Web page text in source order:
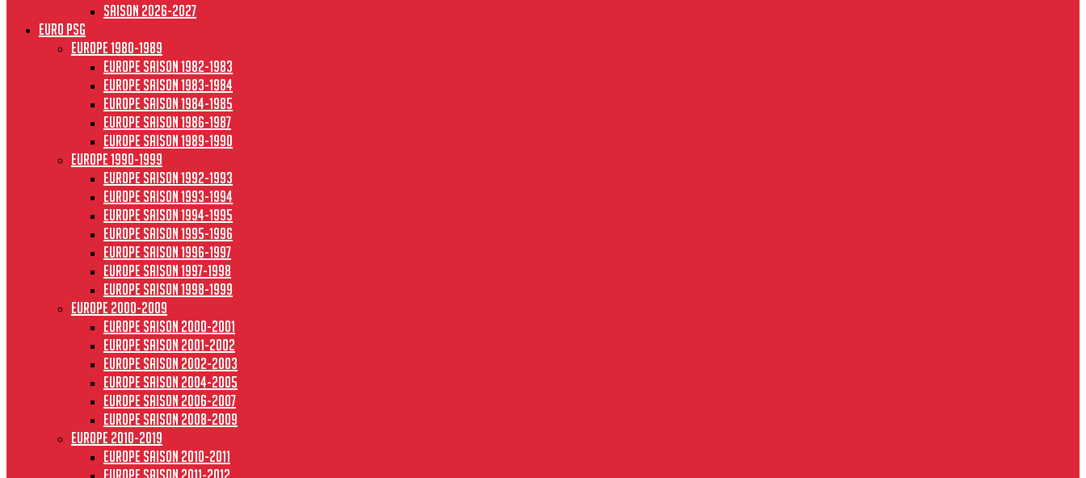
Saison 2026-2027
Euro PSG
Europe 1980-1989
Europe saison 1982-1983
Europe Saison 1983-1984
Europe saison 1984-1985
Europe saison 1986-1987
Europe saison 1989-1990
Europe 1990-1999
Europe saison 1992-1993
Europe saison 1993-1994
Europe saison 1994-1995
Europe saison 1995-1996
Europe saison 1996-1997
Europe Saison 1997-1998
Europe saison 1998-1999
Europe 2000-2009
Europe saison 2000-2001
Europe saison 2001-2002
Europe saison 2002-2003
Europe saison 2004-2005
Europe saison 2006-2007
Europe saison 2008-2009
Europe 2010-2019
Europe saison 2010-2011